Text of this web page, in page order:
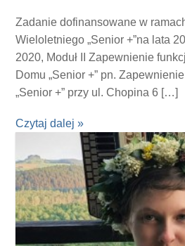
Zadanie dofinansowane w
Wieloletniego „Senior +”na lata
2020, Moduł II Zapewnienie
Domu „Senior +” pn.
„Senior +” przy ul. Chopina 6 […]
Czytaj dalej »